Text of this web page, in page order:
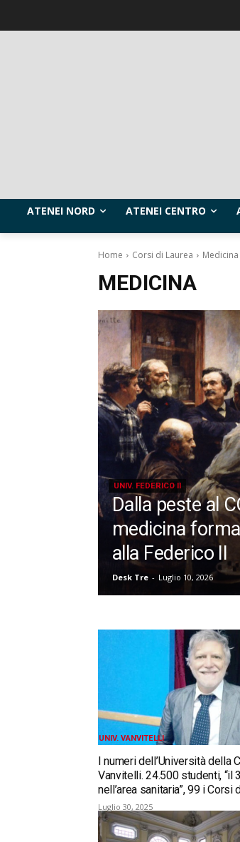
ATENEI NORD ATENEI CENTRO
Home Corsi di Laurea Medicina
MEDICINA
UNIV. FEDERICO II
Dalla peste al
medicina
alla Federico II
Desk Tre - Luglio 10, 2026
UNIV. VANVITELLI
I numeri dell’Università della
Vanvitelli. 24.500 studenti, “il
nell’area sanitaria”, 99 i Corsi
Luglio 30, 2025